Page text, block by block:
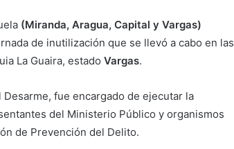
(Miranda, Aragua, Capital y Vargas)
de inutilización que se llevó a cabo en las
La Guaira, estado Vargas.
fue encargado de ejecutar la
del Ministerio Público y organismos
de Prevención del Delito.